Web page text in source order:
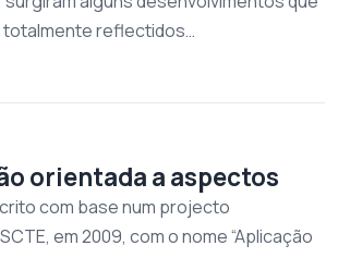
totalmente reflectidos…
orientada a aspectos
com base num projecto
em 2009, com o nome “Aplicação